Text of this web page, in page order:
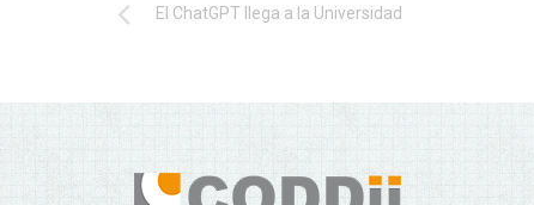
El ChatGPT llega a la Universidad